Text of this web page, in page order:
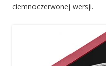
ciemnoczerwonej wersji.